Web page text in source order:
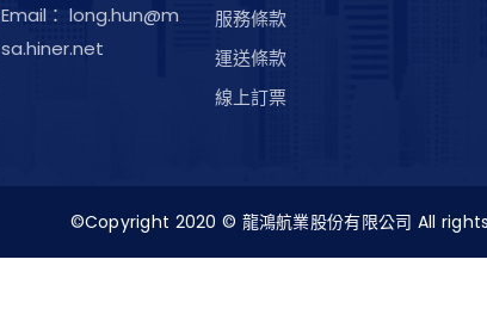
Email： long.hun@m
sa.hiner.net
服務條款
運送條款
線上訂票
©Copyright 2020 © 龍鴻航業股份有限公司 All